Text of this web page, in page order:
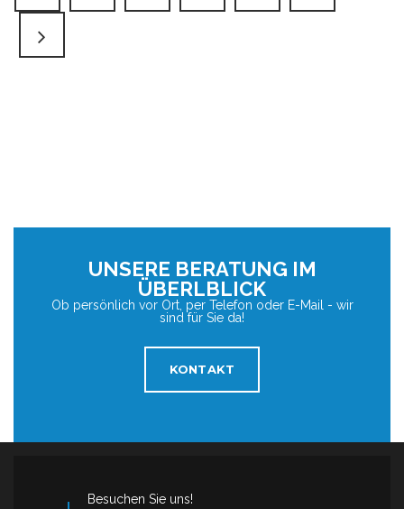
UNSERE BERATUNG IM
ÜBERLBLICK
Ob persönlich vor Ort, per Telefon oder E-Mail - wir
sind für Sie da!
KONTAKT
Besuchen Sie uns!